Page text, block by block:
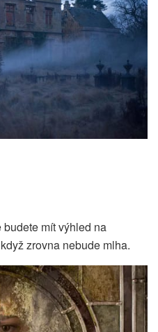
mít výhled na
zrovna nebude mlha.